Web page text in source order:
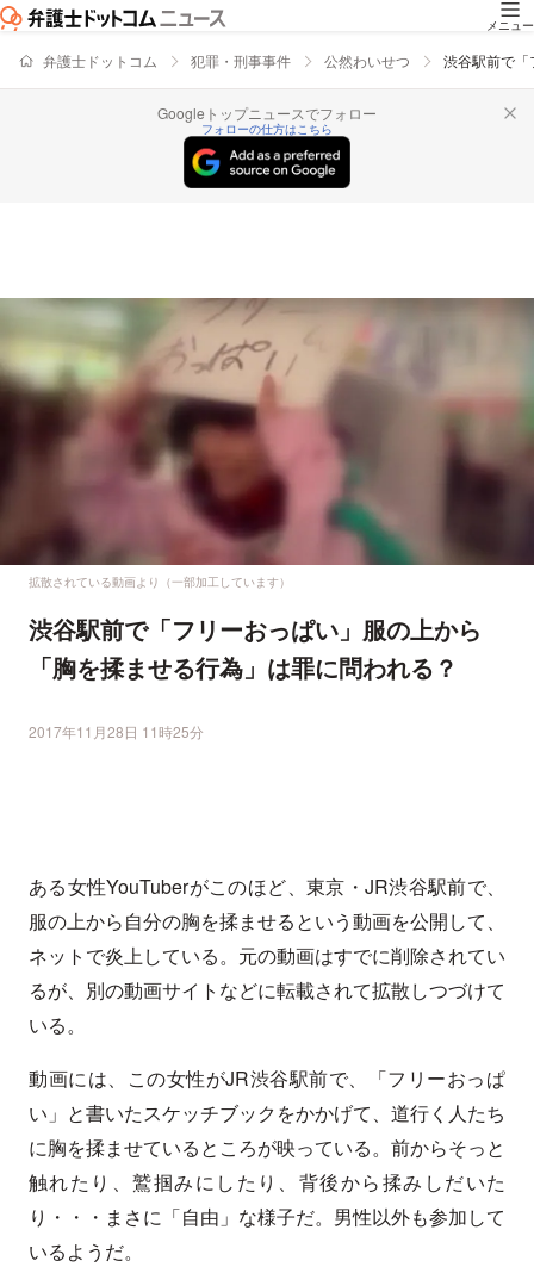
メニュー
弁護士ドットコム 犯罪・刑事事件 公然わいせつ 渋谷駅前で
Googleトップニュースでフォロー
フォローの仕方はこちら
拡散されている動画より（一部加工しています）
渋谷駅前で「フリーおっぱい」服の上から
「胸を揉ませる行為」は罪に問われる？
2017年11月28日 11時25分
ある女性YouTuberがこのほど、東京・JR渋谷駅前で、
服の上から自分の胸を揉ませるという動画を公開して、
ネットで炎上している。元の動画はすでに削除されてい
るが、別の動画サイトなどに転載されて拡散しつづけて
いる。
動画には、この女性がJR渋谷駅前で、「フリーおっぱ
い」と書いたスケッチブックをかかげて、道行く人たち
に胸を揉ませているところが映っている。前からそっと
触れたり、鷲掴みにしたり、背後から揉みしだいた
り・・・まさに「自由」な様子だ。男性以外も参加して
いるようだ。